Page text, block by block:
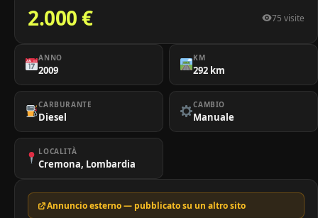
2.000 € 75 visite
ANNO
2009
KM
292 km
CARBURANTE
Diesel
CAMBIO
Manuale
LOCALITÀ
Cremona, Lombardia
Annuncio esterno — pubblicato su un altro sito